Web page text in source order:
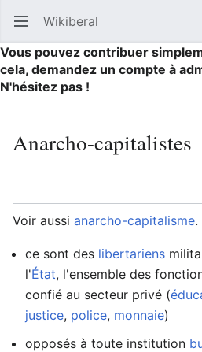
Ouvrir le menu principal Wikiberal
Vous pouvez contribuer
cela, demandez un compte à
N'hésitez pas !
Anarcho-capitalistes
Voir aussi anarcho-capitalisme.
ce sont des libertariens
l'État, l'ensemble des
confié au secteur privé (
justice, police, monnaie)
opposés à toute institution